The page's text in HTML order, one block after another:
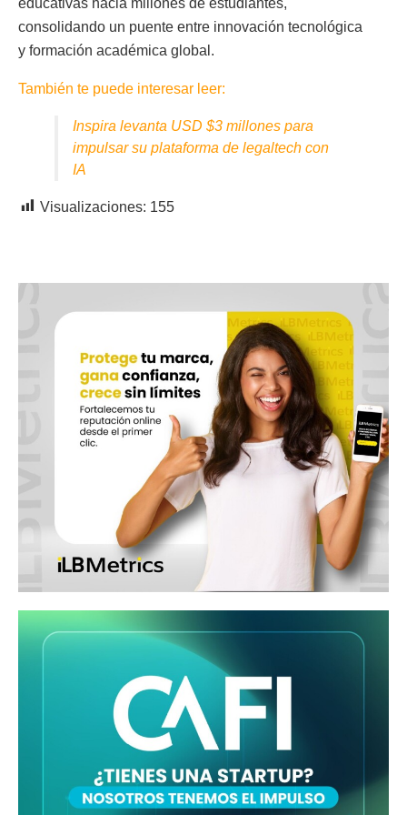
consolidando un puente entre innovación tecnológica
y formación académica global.
También te puede interesar leer:
Inspira levanta USD $3 millones para
impulsar su plataforma de legaltech con
IA
Visualizaciones: 155